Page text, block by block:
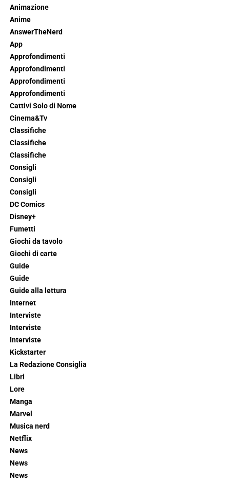
Animazione
Anime
AnswerTheNerd
App
Approfondimenti
Approfondimenti
Approfondimenti
Approfondimenti
Cattivi Solo di Nome
Cinema&Tv
Classifiche
Classifiche
Classifiche
Consigli
Consigli
Consigli
DC Comics
Disney+
Fumetti
Giochi da tavolo
Giochi di carte
Guide
Guide
Guide alla lettura
Internet
Interviste
Interviste
Interviste
Kickstarter
La Redazione Consiglia
Libri
Lore
Manga
Marvel
Musica nerd
Netflix
News
News
News